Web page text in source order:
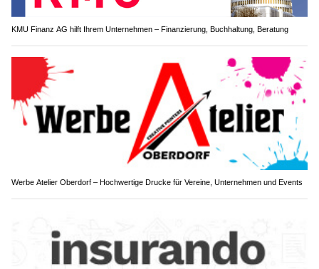
KMU Finanz AG hilft Ihrem Unternehmen – Finanzierung, Buchhaltung, Beratung
Werbe Atelier Oberdorf – Hochwertige Drucke für Vereine, Unternehmen und Events